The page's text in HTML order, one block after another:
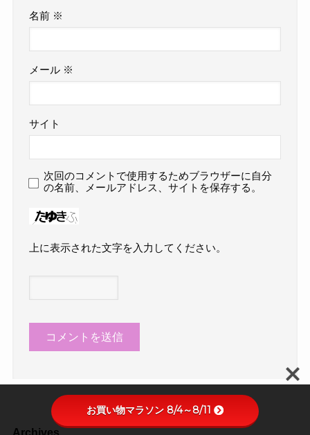
名前 ※
メール ※
サイト
次回のコメントで使用するためブラウザーに自分
の名前、メールアドレス、サイトを保存する。
上に表示された文字を入力してください。
Archives
お買い物マラソン 8/4～8/11